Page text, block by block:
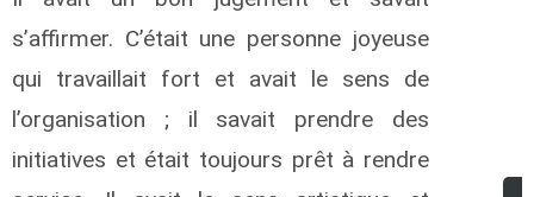
s’affirmer. C’était une personne joyeuse
qui travaillait fort et avait le sens de
l’organisation ; il savait prendre des
initiatives et était toujours prêt à rendre